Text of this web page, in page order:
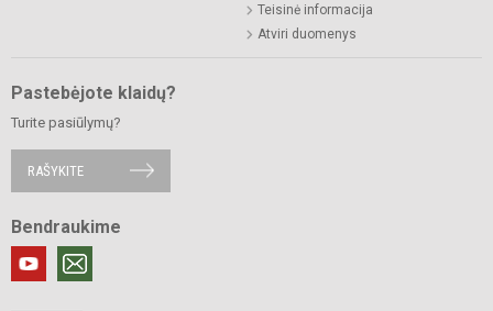
Teisinė informacija
Atviri duomenys
Pastebėjote klaidų?
Turite pasiūlymų?
RAŠYKITE
Bendraukime